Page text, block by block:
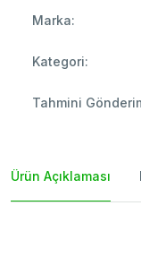
Marka:
Kategori:
Tahmini
Ürün Açıklaması